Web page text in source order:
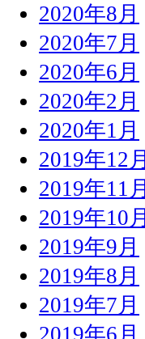
2020年8月
2020年7月
2020年6月
2020年2月
2020年1月
2019年12月
2019年11月
2019年10月
2019年9月
2019年8月
2019年7月
2019年6月